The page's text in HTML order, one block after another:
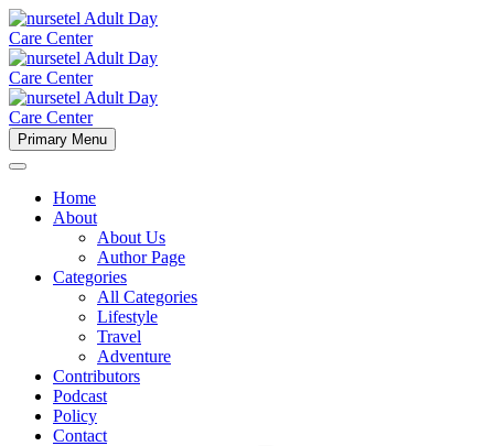
Primary Menu
Home
About
About Us
Author Page
Categories
All Categories
Lifestyle
Travel
Adventure
Contributors
Podcast
Policy
Contact